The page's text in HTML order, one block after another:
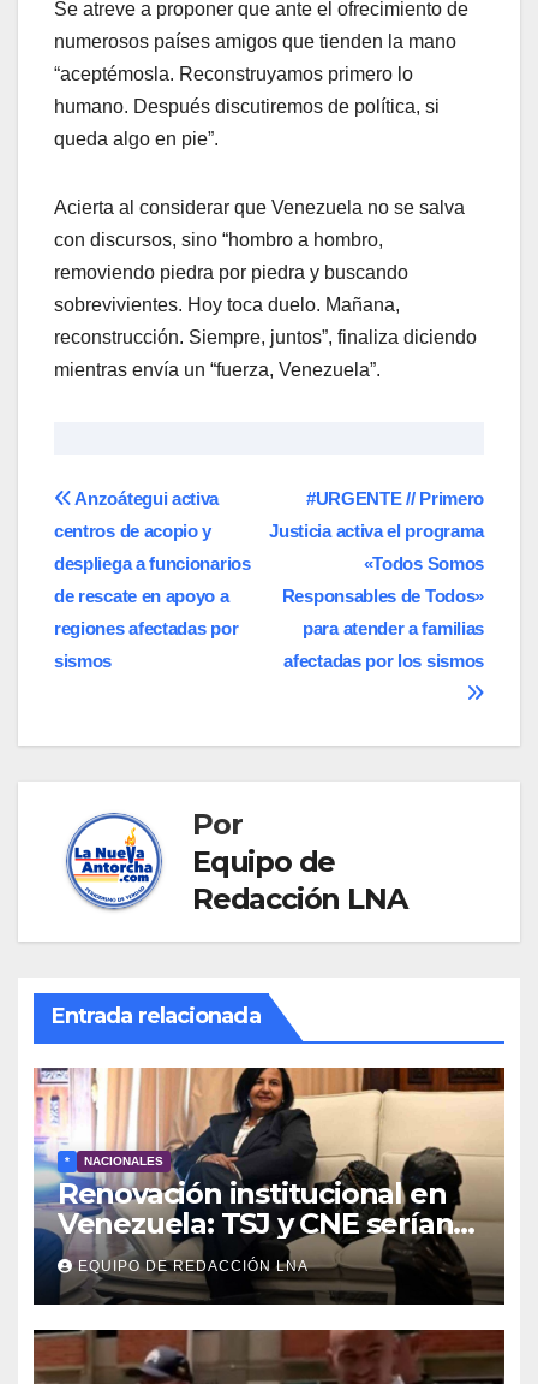
Se atreve a proponer que ante el ofrecimiento de
numerosos países amigos que tienden la mano
“aceptémosla. Reconstruyamos primero lo
humano. Después discutiremos de política, si
queda algo en pie”.
Acierta al considerar que Venezuela no se salva
con discursos, sino “hombro a hombro,
removiendo piedra por piedra y buscando
sobrevivientes. Hoy toca duelo. Mañana,
reconstrucción. Siempre, juntos”, finaliza diciendo
mientras envía un “fuerza, Venezuela”.
Navegación
de
entradas
​#URGENTE // Primero
Justicia activa el programa
«Todos Somos
Responsables de Todos»
para atender a familias
afectadas por los sismos
Anzoátegui activa
centros de acopio y
despliega a funcionarios
de rescate en apoyo a
regiones afectadas por
sismos
Por
Equipo de
Redacción LNA
Entrada relacionada
* NACIONALES
Renovación institucional en
Venezuela: TSJ y CNE serían
designados a finales de 2026
EQUIPO DE REDACCIÓN LNA